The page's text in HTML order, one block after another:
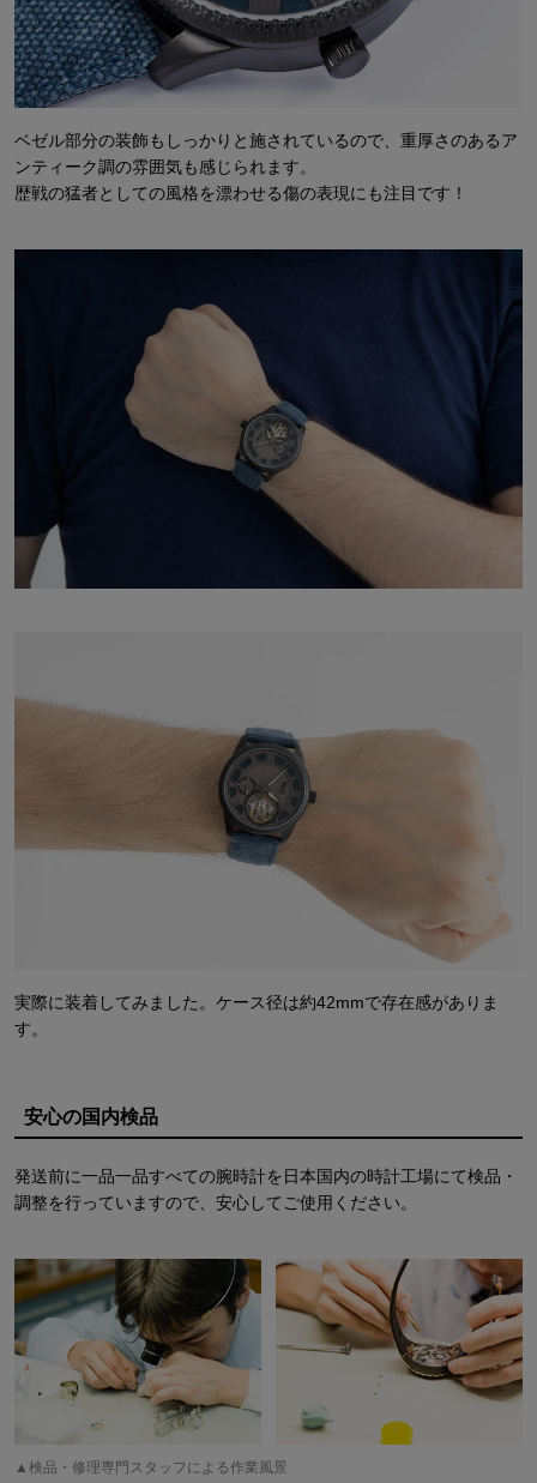
ベゼル部分の装飾もしっかりと施されているので、重厚さのあるア
ンティーク調の雰囲気も感じられます。
歴戦の猛者としての風格を漂わせる傷の表現にも注目です！
実際に装着してみました。ケース径は約42mmで存在感がありま
す。
安心の国内検品
発送前に一品一品すべての腕時計を日本国内の時計工場にて検品・
調整を行っていますので、安心してご使用ください。
▲検品・修理専門スタッフによる作業風景